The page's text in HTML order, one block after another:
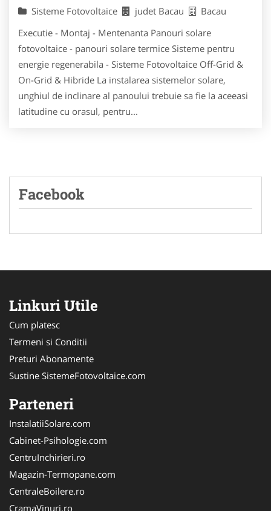
Sisteme Fotovoltaice judet Bacau
Bacau
Executie - Montaj - Mentenanta Panouri solare
fotovoltaice - panouri solare termice Sisteme pentru
energie regenerabila - Sisteme Fotovoltaice Off-Grid &
On-Grid & Hibride La instalarea sistemelor solare,
unghiul de inclinare al panoului trebuie sa fie la aceeasi
latitudine cu orasul, pentru...
Facebook
Linkuri Utile
Cum platesc
Termeni si Conditii
Preturi Abonamente
Sustine SistemeFotovoltaice.com
Parteneri
InstalatiiSolare.com
Cabinet-Psihologie.com
CentruInchirieri.ro
Magazin-Termopane.com
CentraleBoilere.ro
CramaVinuri.ro